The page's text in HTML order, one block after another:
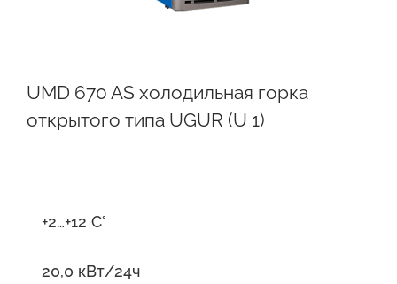
UMD 670 AS холодильная горка
открытого типа UGUR (U 1)
+2…+12 С°
20,0 кВт/24ч